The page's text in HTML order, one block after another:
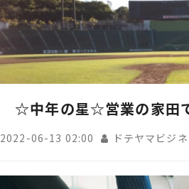
☆中年の星☆営業の家田
2022-06-13 02:00 ドテヤマビジ